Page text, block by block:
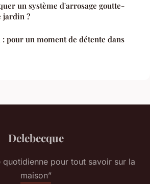
un système d'arrosage goutte-
jardin ?
pour un moment de détente dans
Delebecque
quotidienne pour tout savoir sur la
maison”